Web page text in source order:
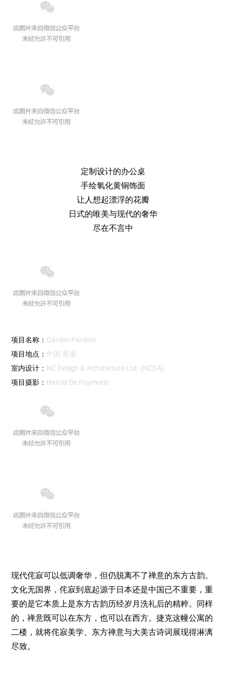
定制设计的办公桌
手绘氧化黄铜饰面
让人想起漂浮的花瓣
日式的唯美与现代的奢华
尽在不言中
项目名称： Garden Pavilion
项目地点： 中国 香港
室内设计： NC Design & Architecture Ltd. (NCDA)
项目摄影： Harold De Puymorin
现代侘寂可以低调奢华，但仍脱离不了禅意的东方古韵。
文化无国界，侘寂到底起源于日本还是中国已不重要，重
要的是它本质上是东方古韵历经岁月洗礼后的精粹。同样
的，禅意既可以在东方，也可以在西方。捷克这幢公寓的
二楼，就将侘寂美学、东方禅意与大美古诗词展现得淋漓
尽致。